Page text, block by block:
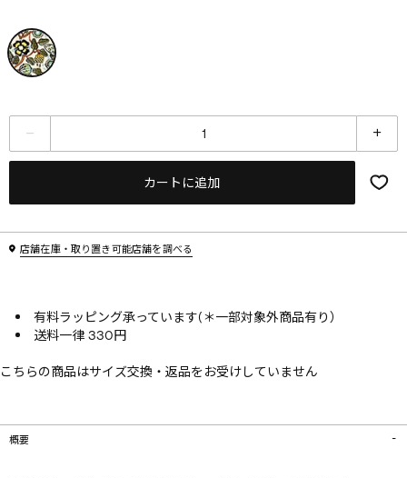
カートに追加
店舗在庫・取り置き可能店舗を調べる
有料ラッピング承っています(＊一部対象外商品有り）
送料一律 330円
こちらの商品はサイズ交換・返品をお受けしていません
概要